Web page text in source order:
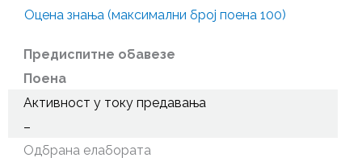
Оцена знања (максимални број поена 100)
Предиспитне обавезе
Поена
Активност у току предавања
–
Одбрана елабората